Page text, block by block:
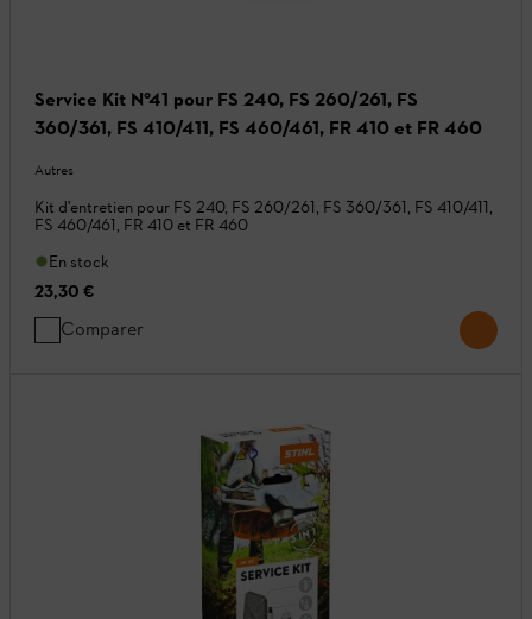
Service Kit N°41 pour FS 240, FS 260/261, FS
360/361, FS 410/411, FS 460/461, FR 410 et FR 460
Autres
Kit d'entretien pour FS 240, FS 260/261, FS 360/361, FS 410/411,
FS 460/461, FR 410 et FR 460
En stock
23,30 €
Comparer